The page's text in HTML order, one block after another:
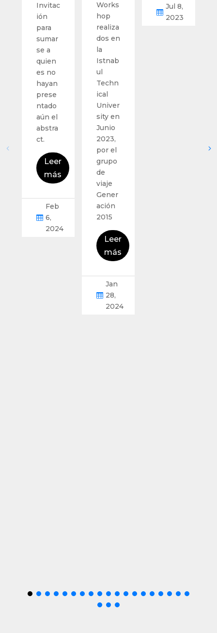
Invitac
ión
para
sumar
se a
quien
es no
hayan
prese
ntado
aún el
abstra
ct.
Leer
más

Feb
6,
2024
Works
hop
realiza
dos en
la
Istnab
ul
Techn
ical
Univer
sity en
Junio
2023,
por el
grupo
de
viaje
Gener
ación
2015
Leer
más

Jan
28,
2024

Jul 8,
2023